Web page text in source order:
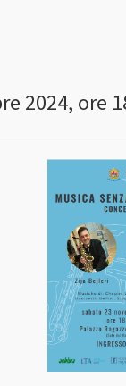
2024, ore